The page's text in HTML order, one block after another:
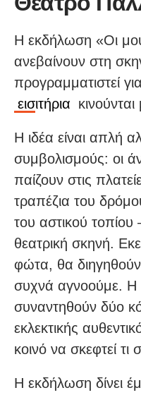
Η εκδήλωση «Οι
ανεβαίνουν στη
προγραμματιστεί
εισιτήρια
Η ιδέα είναι απλή
συμβολισμούς: οι
παίζουν στις
τραπέζια του
του αστικού
θεατρική σκηνή.
φώτα, θα διηγηθούν
συχνά αγνοούμε. Η
συναντηθούν δύο
εκλεκτικής
κοινό να σκεφτεί τι
Η εκδήλωση δίνει